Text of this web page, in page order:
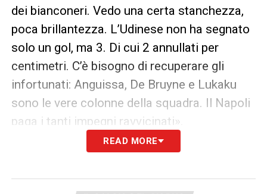
dei bianconeri. Vedo una certa stanchezza,
poca brillantezza. L’Udinese non ha segnato
solo un gol, ma 3. Di cui 2 annullati per
centimetri. C’è bisogno di recuperare gli
infortunati: Anguissa, De Bruyne e Lukaku
sono le vere colonne della squadra. Il Napoli
paga i tanti impegni ravvicinati».
«È una squadra strana: soffre con
dominare, mentre non gioca con la stessa
READ MORE